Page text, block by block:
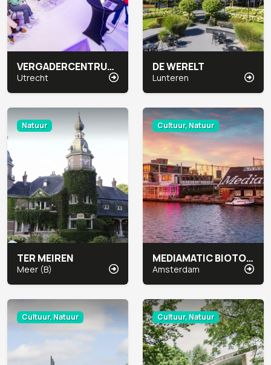
VERGADERCENTRUM JAARBEURS MEETUP
Utrecht
DE WERELT
Lunteren
Natuur
TER MEIREN
Meer (B)
Cultuur, Natuur
MEDIAMATIC BIOTOOP
Amsterdam
Cultuur, Natuur Cultuur, Natuur